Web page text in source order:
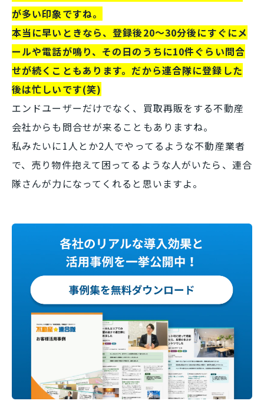
が多い印象ですね。
本当に早いときなら、登録後20～30分後にすぐにメ
ールや電話が鳴り、その日のうちに10件ぐらい問合
せが続くこともあります。だから連合隊に登録した
後は忙しいです(笑)
エンドユーザーだけでなく、買取再販をする不動産
会社からも問合せが来ることもありますね。
私みたいに1人とか2人でやってるような不動産業者
で、売り物件抱えて困ってるような人がいたら、連合
隊さんが力になってくれると思いますよ。